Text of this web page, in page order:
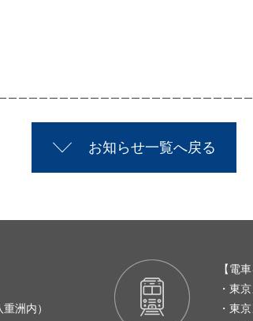
お知らせ一覧へ戻る
洲内）
【電
・東
・東